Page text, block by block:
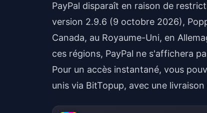
PayPal disparaît en raison de
version 2.9.6 (9 octobre 2026),
Canada, au Royaume-Uni, en
ces régions, PayPal ne s'affichera
Pour un accès instantané, vous
unis via BitTopup, avec une